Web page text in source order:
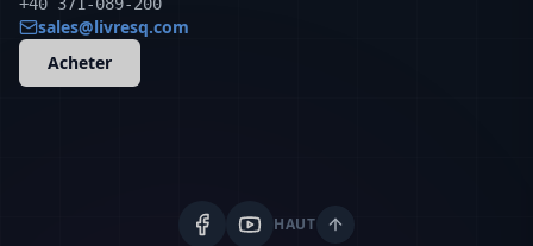
+40 371-089-200
sales@livresq.com
Acheter
HAUT